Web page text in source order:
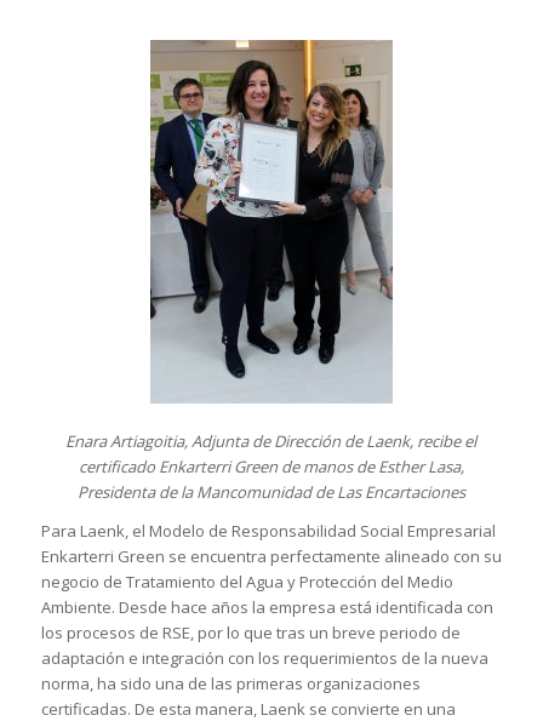
Enara Artiagoitia, Adjunta de Dirección de Laenk, recibe el
certificado Enkarterri Green de manos de Esther Lasa,
Presidenta de la Mancomunidad de Las Encartaciones
Para Laenk, el Modelo de Responsabilidad Social Empresarial
Enkarterri Green se encuentra perfectamente alineado con su
negocio de Tratamiento del Agua y Protección del Medio
Ambiente. Desde hace años la empresa está identificada con
los procesos de RSE, por lo que tras un breve periodo de
adaptación e integración con los requerimientos de la nueva
norma, ha sido una de las primeras organizaciones
certificadas. De esta manera, Laenk se convierte en una